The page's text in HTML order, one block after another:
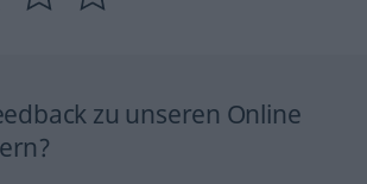
zu unseren Online